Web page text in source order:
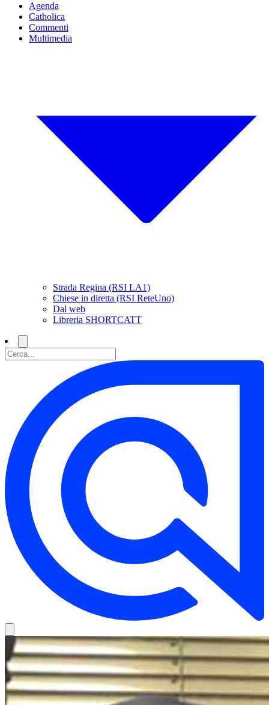
Agenda
Catholica
Commenti
Multimedia
Strada Regina (RSI LA1)
Chiese in diretta (RSI ReteUno)
Dal web
Libreria SHORTCATT